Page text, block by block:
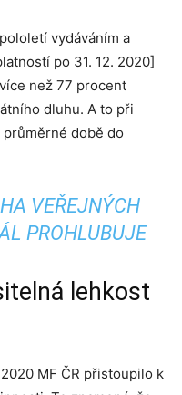
vydáváním a
po 31. 12. 2020]
než 77 procent
dluhu. A to při
průměrné době do
VEŘEJNÝCH
PROHLUBUJE
lehkost
MF ČR přistoupilo k